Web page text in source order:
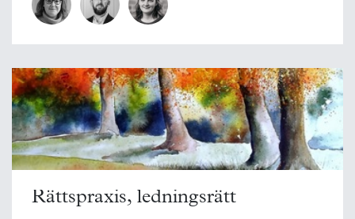
Rättspraxis, ledningsrätt